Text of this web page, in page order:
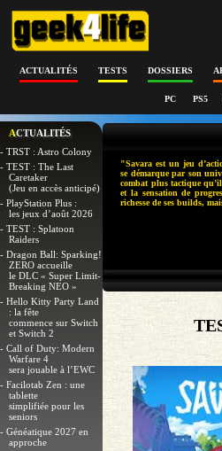
ACTUALITÉS TESTS DOSSIERS
PC PS5
ACTUALITÉS
- TRST : Astro Colony
- TEST : The Last
Caretaker
(Jeu en accès anticipé)
- PlayStation Plus :
les jeux d’août 2026
- TEST : Splatoon
Raiders
- Dragon Ball: Sparking!
ZERO accueille
le DLC « Super Limit-
Breaking NEO »
- Hello Kitty Party Land
: la fête
commence sur Switch
et Switch 2
- Call of Duty: Modern
Warfare 4
sera jouable à l’EWC
- Facilotab Zen : une
tablette
simplifiée pour les
seniors
- Généatique 2027 en
approche
"Savara est un jeu
se démarque par son
combat plus tactique
et la sensation de
richesse de ses builds,